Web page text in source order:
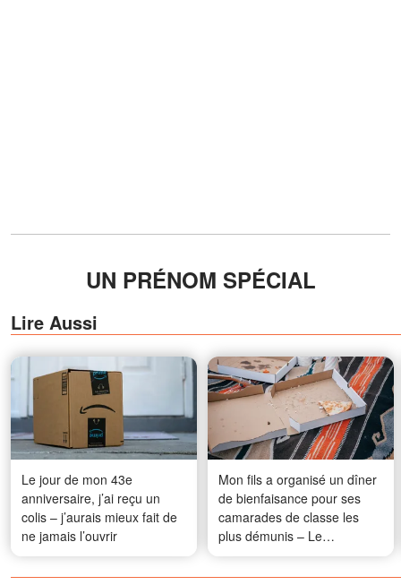
UN PRÉNOM SPÉCIAL
Lire Aussi
Le jour de mon 43e
anniversaire, j’ai reçu un
colis – j’aurais mieux fait de
ne jamais l’ouvrir
Mon fils a organisé un dîner
de bienfaisance pour ses
camarades de classe les
plus démunis – Le
lendemain matin, nous
avons trouvé un mystérieux